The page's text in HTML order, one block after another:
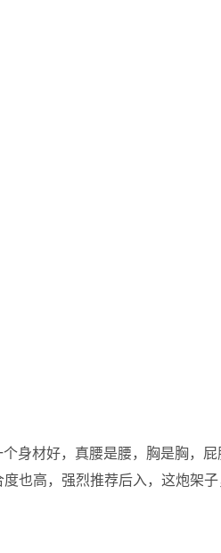
身材好，真腰是腰，胸是胸，
也高，强烈推荐后入，这炮架